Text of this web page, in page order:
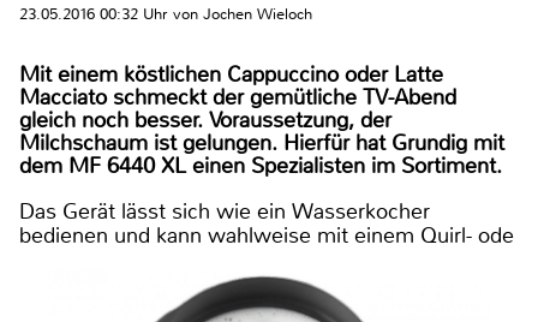
23.05.2016 00:32 Uhr von Jochen Wieloch
Mit einem köstlichen Cappuccino oder Latte
Macciato schmeckt der gemütliche TV-Abend
gleich noch besser. Voraussetzung, der
Milchschaum ist gelungen. Hierfür hat Grundig mit
dem MF 6440 XL einen Spezialisten im Sortiment.
Das Gerät lässt sich wie ein Wasserkocher
bedienen und kann wahlweise mit einem Quirl- ode